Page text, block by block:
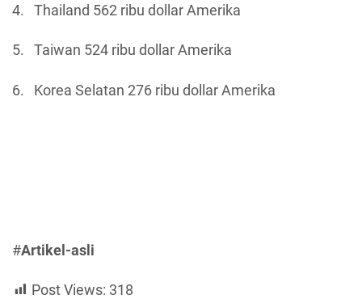
4. Thailand 562 ribu dollar Amerika
5. Taiwan 524 ribu dollar Amerika
6. Korea Selatan 276 ribu dollar Amerika
#Artikel-asli
Post Views: 318